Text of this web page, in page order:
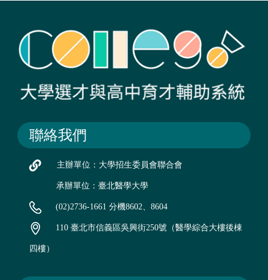
聯絡我們
主辦單位：大學招生委員會聯合會
承辦單位：臺北醫學大學
(02)2736-1661 分機8602、8604
110 臺北市信義區吳興街250號（醫學綜合大樓後棟
四樓）